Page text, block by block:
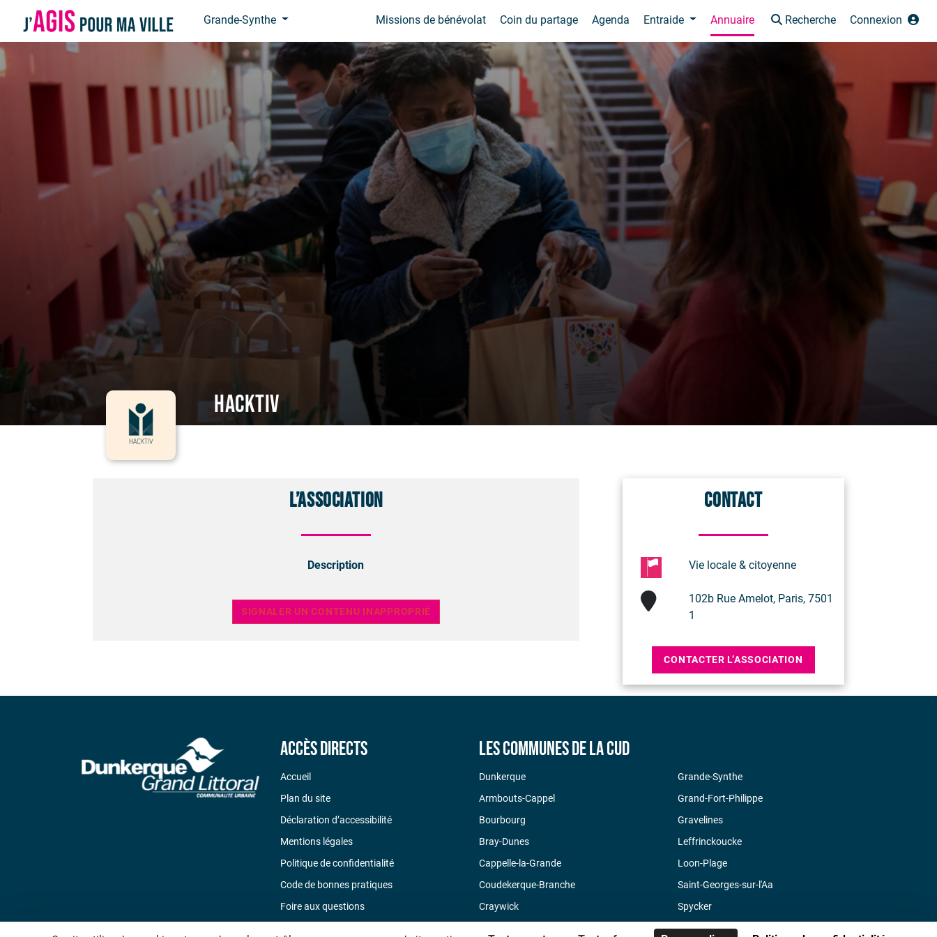
Grande-Synthe Missions de bénévolat Coin du partage Agenda Entraide Annuaire Recherche Connexion
Hacktiv
L’association
Description
SIGNALER UN CONTENU INAPPROPRIÉ
Contact
Vie locale & citoyenne
102b Rue Amelot, Paris, 7501
1
CONTACTER L’ASSOCIATION
Accès directs
Accueil
Plan du site
Déclaration d’accessibilité
Mentions légales
Politique de confidentialité
Code de bonnes pratiques
Foire aux questions
Les communes de la CUD
Dunkerque
Armbouts-Cappel
Bourbourg
Bray-Dunes
Cappelle-la-Grande
Coudekerque-Branche
Craywick
Grande-Synthe
Grand-Fort-Philippe
Gravelines
Leffrinckoucke
Loon-Plage
Saint-Georges-sur-l'Aa
Spycker
Téteghem-Coudekerque-Village
Panneau de gestion des cookies